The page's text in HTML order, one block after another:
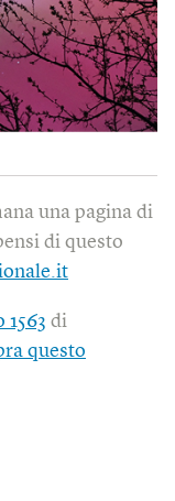
una pagina di
di questo
1563 di
questo